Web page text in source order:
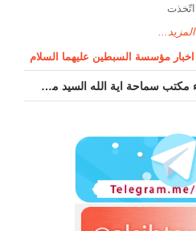
اتّخذت
المزيد...
اخبار مؤسسة السبطين عليهما السلام
تقرير مصوّر - موكب عزاء مکتب سماحة اية الله السيد مرتضى الموسوي الاصفهاني في يوم إستشهاد السيدة فاطم...